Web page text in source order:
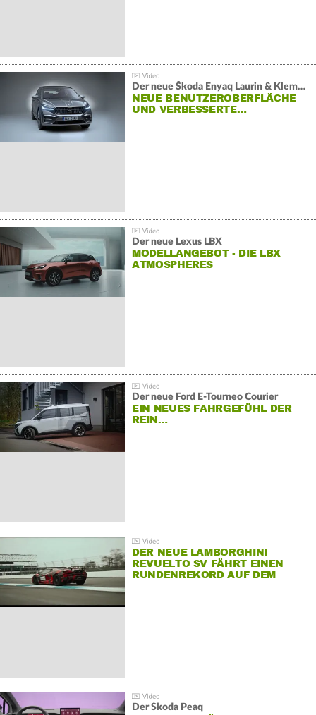
Der neue Škoda Enyaq Laurin & Klement
NEUE BENUTZEROBERFLÄCHE
UND VERBESSERTE…
Der neue Lexus LBX
MODELLANGEBOT - DIE LBX
ATMOSPHERES
Der neue Ford E-Tourneo Courier
EIN NEUES FAHRGEFÜHL DER
REIN…
DER NEUE LAMBORGHINI
REVUELTO SV FÄHRT EINEN
RUNDENREKORD AUF DEM
Der Škoda Peaq